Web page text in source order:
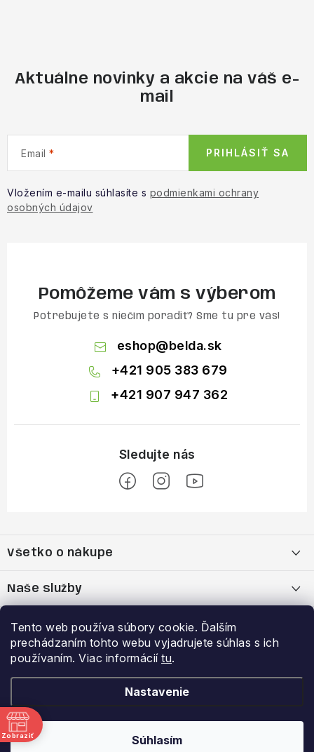
Tento web používa súbory cookie. Ďalším
prechádzaním tohto webu vyjadrujete súhlas s ich
používaním. Viac informácií tu.
Nastavenie
Súhlasím
Aktuálne novinky a akcie na váš e-
mail
Email
Vložením e-mailu súhlasíte s podmienkami ochrany
osobných údajov
PRIHLÁSIŤ SA
Pomôžeme vám s výberom
Potrebujete s niečím poradiť? Sme tu pre vás!
eshop@belda.sk
+421 905 383 679
+421 907 947 362
p
ä
t
Všetko o nákupe
OBCHODNÉ PODMIENKY
Zásady spracovania a ochrany osobných údajov
Reklamačný poriadok
Naše služby
Bootfitting - Tvarovanie Lyžiarok v Nitre
Dynamická analýza chodidla
Požičovňa lyží
Výhody a zľavy
Garancia najnižšej ceny
Prihlásenie
Belda.sk . Všetky práva vyhradené.
Zobraziť